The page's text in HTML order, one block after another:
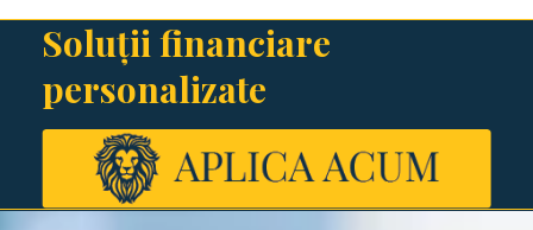
Soluții financiare
personalizate